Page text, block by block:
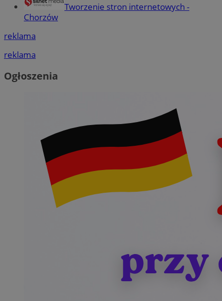
Tworzenie stron internetowych -
Chorzów
reklama
reklama
Ogłoszenia